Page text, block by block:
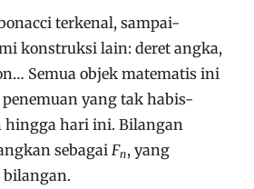
terkenal, sampai-
konstruksi lain: deret angka,
Semua objek matematis ini
yang tak habis-
hingga hari ini. Bilangan
sebagai Fn, yang
bilangan.